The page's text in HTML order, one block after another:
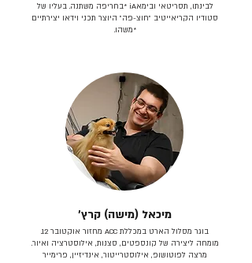
לבינתו, תסריטאי וב​ימאiA‎ *בחריפה משתנה. בעליו של
סטודיו הקריאייטיב ״חוצ-פה״ היוצר תכני וידאו יצירתיים
*משהו.
מיכאל (מישה) קרץ׳
בוגר מסלול הארט במכללת ACC מחזור אוקטובר 12.
מומחה ליצירה של קונספטים, סצנות, אילוסטרציה ואיור.
מרצה לפוטושופ, אילוסטרייטור, אינדיזיין, פרימייר